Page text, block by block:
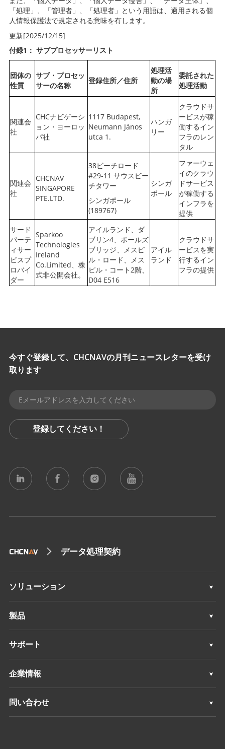
「処理」、「管理者」、「処理者」という用語は、適用される個
人情報保護法で規定される意味を有します。
更新[2025/12/15]
付録1：サブプロセッサーリスト
団体の
性質
サブ・プロセッ
サーの名称
登録住所／住所
処理活
動の場
所
委託された
処理活動
関連会
社
CHCナビゲーシ
ョン・ヨーロッ
パ社
1117 Budapest,
Neumann János
utca 1.
ハンガ
リー
クラウドサ
ービスが稼
働するイン
フラのレン
タル
関連会
社
CHCNAV
SINGAPORE
PTE.LTD.
38ビーチロード
#29-11 サウスビー
チタワー
シンガポール
(189767)
シンガ
ポール
ファーウェ
イのクラウ
ドサービス
が稼働する
インフラを
提供
サード
パーテ
ィサー
ビスプ
ロバイ
ダー
Sparkoo
Technologies
Ireland
Co.Limited、株
式非公開会社。
アイルランド、ダ
ブリン4、ボールズ
ブリッジ、メスピ
ル・ロード、メス
ピル・コート2階、
D04 E516
アイル
ランド
クラウドサ
ービスを実
行するイン
フラの提供
今すぐ登録して、CHCNAVの月刊ニュースレターを受け
取ります
登録してください！
データ処理契約
ソリューション
ソリューション
製品
機械制御システム
すべての製品
サポート
サポート
企業情報
概要
問い合わせ